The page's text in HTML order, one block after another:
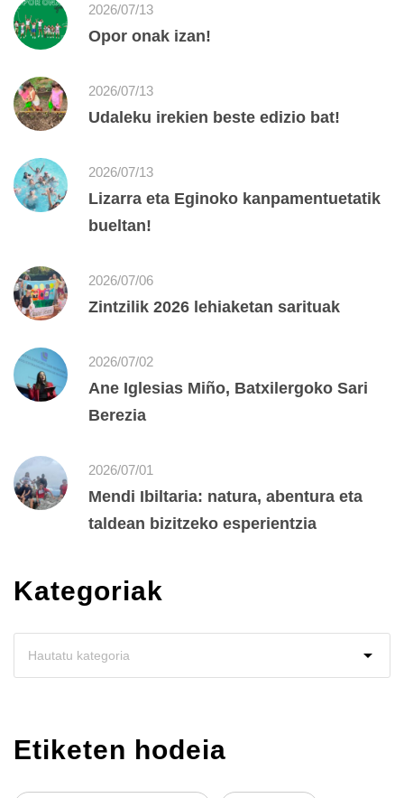
2026/07/13
Opor onak izan!
2026/07/13
Udaleku irekien beste edizio bat!
2026/07/13
Lizarra eta Eginoko kanpamentuetatik
bueltan!
2026/07/06
Zintzilik 2026 lehiaketan sarituak
2026/07/02
Ane Iglesias Miño, Batxilergoko Sari
Berezia
2026/07/01
Mendi Ibiltaria: natura, abentura eta
taldean bizitzeko esperientzia
Kategoriak
Etiketen hodeia